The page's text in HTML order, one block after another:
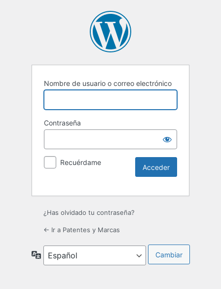
Nombre de usuario o correo electrónico
Contraseña
Recuérdame
¿Has olvidado tu contraseña?
← Ir a Patentes y Marcas
Idioma